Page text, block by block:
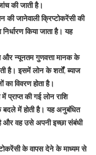
की जाती है।
की जानेवाली क्रिप्टोकरेंसी की
किया जाता है। यह
और न्यूनतम गुणवत्ता मानक के
है। इसमें लोन के शर्तों, ब्याज
विवरण होता है।
की गई लोन राशि
बदले में होती है। यह अनुबंधित
और वह उसे अपनी इच्छा संबंधी
के वापस देने के माध्यम से